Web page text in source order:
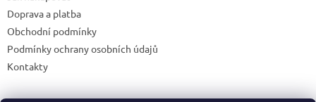
Doprava a platba
Obchodní podmínky
Podmínky ochrany osobních údajů
Kontakty